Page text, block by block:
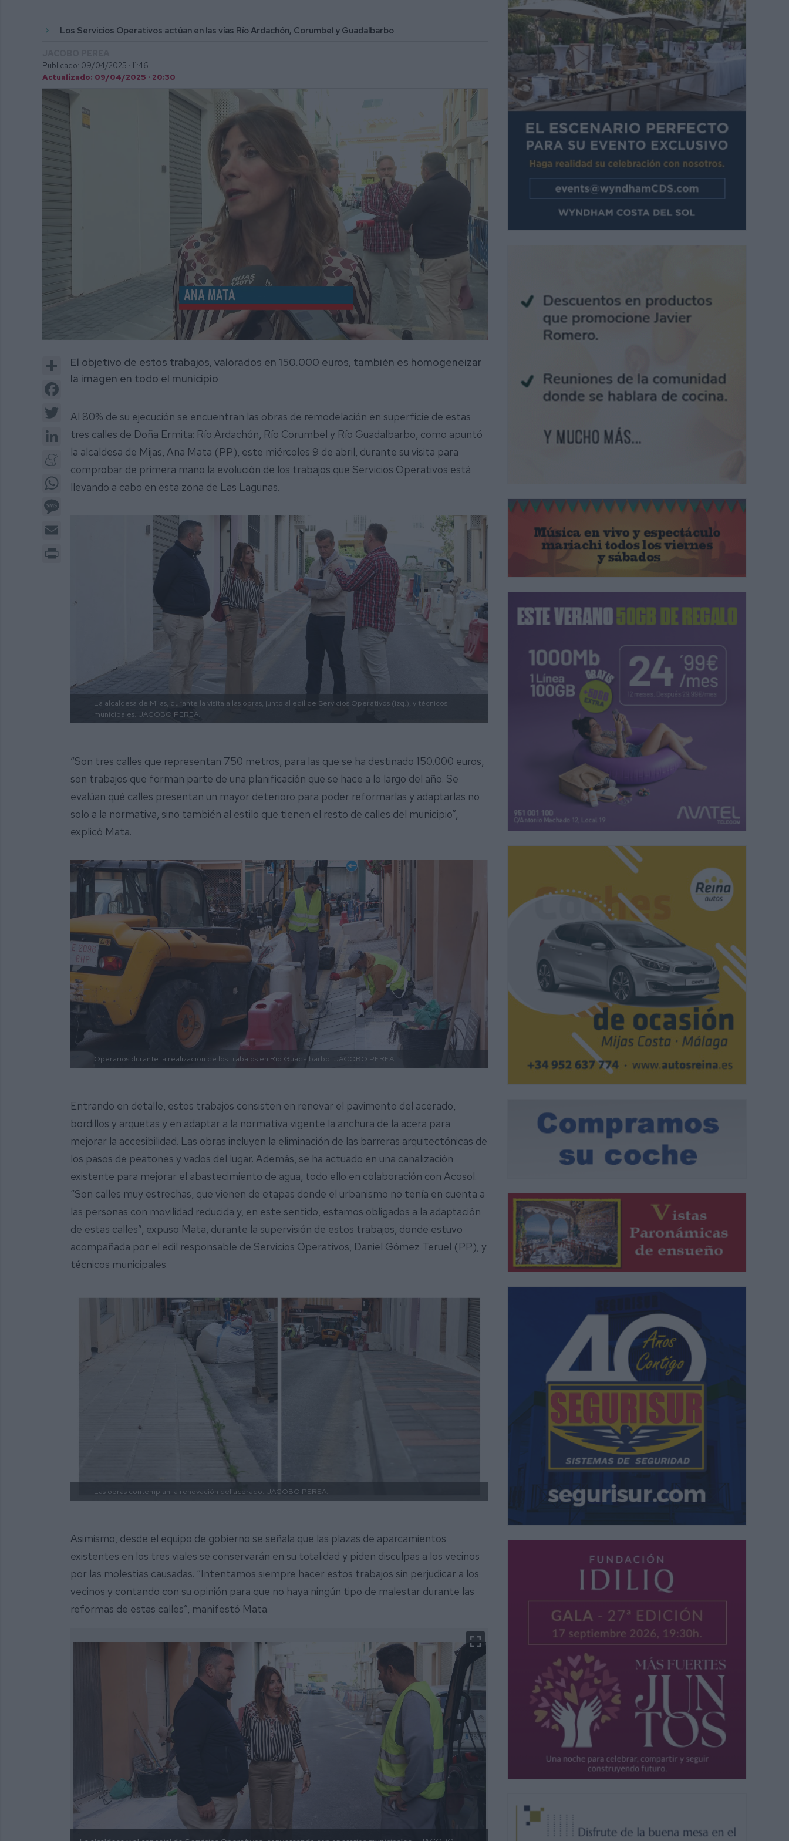
Los Servicios Operativos actúan en las vías Río Ardachón, Corumbel y Guadalbarbo
Publicado: 09/04/2025 · 11:46
Actualizado: 09/04/2025 · 20:30
1
minute,
48
seconds
Share
Facebook
LinkedIn
Meneame
WhatsApp
El objetivo de estos trabajos, valorados en 150.000 euros, también es homogeneizar
la imagen en todo el municipio
Al 80% de su ejecución se encuentran las obras de remodelación en superficie de estas
tres calles de Doña Ermita: Río Ardachón, Río Corumbel y Río Guadalbarbo, como apuntó
la alcaldesa de Mijas, Ana Mata (PP), este miércoles 9 de abril, durante su visita para
comprobar de primera mano la evolución de los trabajos que Servicios Operativos está
llevando a cabo en esta zona de Las Lagunas.
La alcaldesa de Mijas, durante la visita a las obras, junto al edil de Servicios Operativos (izq.), y técnicos
municipales. JACOBO PEREA.
“Son tres calles que representan 750 metros, para las que se ha destinado 150.000 euros,
son trabajos que forman parte de una planificación que se hace a lo largo del año. Se
evalúan qué calles presentan un mayor deterioro para poder reformarlas y adaptarlas no
solo a la normativa, sino también al estilo que tienen el resto de calles del municipio”,
explicó Mata.
Operarios durante la realización de los trabajos en Río Guadalbarbo. JACOBO PEREA.
Entrando en detalle, estos trabajos consisten en renovar el pavimento del acerado,
bordillos y arquetas y en adaptar a la normativa vigente la anchura de la acera para
mejorar la accesibilidad. Las obras incluyen la eliminación de las barreras arquitectónicas de
los pasos de peatones y vados del lugar. Además, se ha actuado en una canalización
existente para mejorar el abastecimiento de agua, todo ello en colaboración con Acosol.
“Son calles muy estrechas, que vienen de etapas donde el urbanismo no tenía en cuenta a
las personas con movilidad reducida y, en este sentido, estamos obligados a la adaptación
de estas calles”, expuso Mata, durante la supervisión de estos trabajos, donde estuvo
acompañada por el edil responsable de Servicios Operativos, Daniel Gómez Teruel (PP), y
técnicos municipales.
Las obras contemplan la renovación del acerado. JACOBO PEREA.
Asimismo, desde el equipo de gobierno se señala que las plazas de aparcamientos
existentes en los tres viales se conservarán en su totalidad y piden disculpas a los vecinos
por las molestias causadas. “Intentamos siempre hacer estos trabajos sin perjudicar a los
vecinos y contando con su opinión para que no haya ningún tipo de malestar durante las
reformas de estas calles”, manifestó Mata.